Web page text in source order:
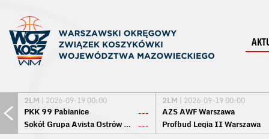
2LM | 2026-09-19 00:00
PKK 99 Pabianice
---
Sokół Grupa Avista Ostrów Maz. ---
2LM | 2026-09-19 00:00
AZS AWF Warszawa
Profbud Legia II Warszawa